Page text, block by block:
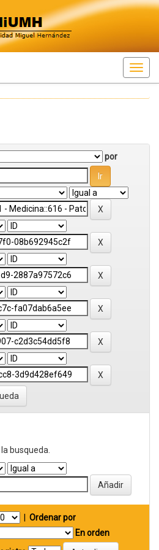
por
busqueda.
Ordenar por
En orden